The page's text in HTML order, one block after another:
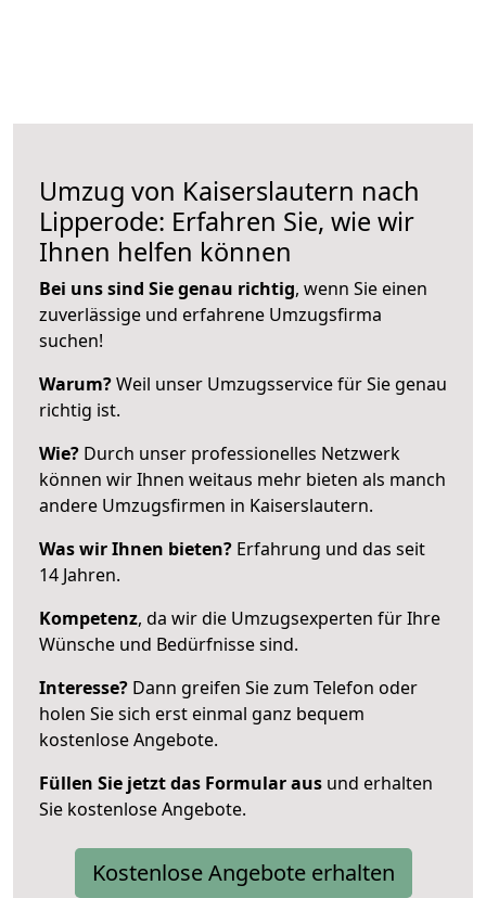
Umzug von Kaiserslautern nach
Lipperode: Erfahren Sie, wie wir
Ihnen helfen können
Bei uns sind Sie genau richtig, wenn Sie einen
zuverlässige und erfahrene Umzugsfirma
suchen!
Warum?Weil unser Umzugsservice für Sie genau
richtig ist.
Wie? Durch unser professionelles Netzwerk
können wir Ihnen weitaus mehr bieten als manch
andere Umzugsfirmen in Kaiserslautern.
Was wir Ihnen bieten? Erfahrung und das seit
14 Jahren.
Kompetenz, da wir die Umzugsexperten für Ihre
Wünsche und Bedürfnisse sind.
Interesse? Dann greifen Sie zum Telefon oder
holen Sie sich erst einmal ganz bequem
kostenlose Angebote.
Füllen Sie jetzt das Formular aus und erhalten
Sie kostenlose Angebote.
Kostenlose Angebote erhalten